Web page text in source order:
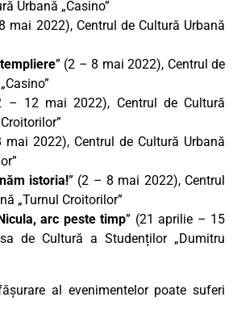
Urbană „Casino”
mai 2022), Centrul de Cultură Urbană
” (2 – 8 mai 2022), Centrul de
– 12 mai 2022), Centrul de Cultură
2022), Centrul de Cultură Urbană
istoria!” (2 – 8 mai 2022), Centrul
„Turnul Croitorilor”
arc peste timp” (21 aprilie – 15
de Cultură a Studenților „Dumitru
al evenimentelor poate suferi